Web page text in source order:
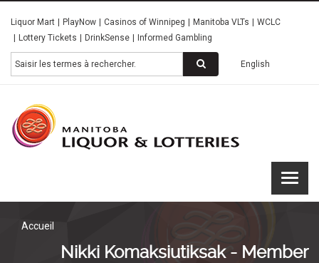
main
content
Liquor Mart PlayNow Casinos of Winnipeg Manitoba VLTs
WCLC
Lottery Tickets
DrinkSense Informed Gambling
Rechercher English
Accueil
Nikki Komaksiutiksak - Member